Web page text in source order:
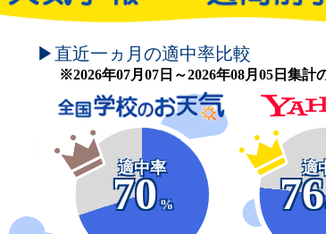
▶直近一ヵ月の適中率比較
※2026年07月07日～2026年08月05日集計
適中率
70
%
適